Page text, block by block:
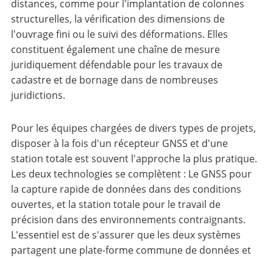
distances, comme pour l'implantation de colonnes
structurelles, la vérification des dimensions de
l'ouvrage fini ou le suivi des déformations. Elles
constituent également une chaîne de mesure
juridiquement défendable pour les travaux de
cadastre et de bornage dans de nombreuses
juridictions.
Pour les équipes chargées de divers types de projets,
disposer à la fois d'un récepteur GNSS et d'une
station totale est souvent l'approche la plus pratique.
Les deux technologies se complètent : Le GNSS pour
la capture rapide de données dans des conditions
ouvertes, et la station totale pour le travail de
précision dans des environnements contraignants.
L'essentiel est de s'assurer que les deux systèmes
partagent une plate-forme commune de données et